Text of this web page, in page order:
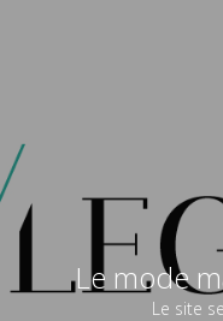
Le mode
Le site